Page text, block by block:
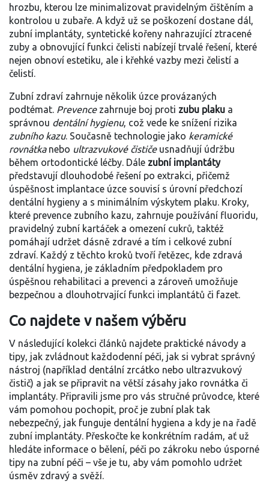
hrozbu, kterou lze minimalizovat pravidelným čištěním a
kontrolou u zubaře. A když už se poškození dostane dál,
zubní implantáty, syntetické kořeny nahrazující ztracené
zuby a obnovující funkci čelisti nabízejí trvalé řešení, které
nejen obnoví estetiku, ale i křehké vazby mezi čelistí a
čelistí.
Zubní zdraví zahrnuje několik úzce provázaných
podtémat. Prevencezahrnuje boj proti zubu plaku a
správnou dentální hygienu, což vede ke snížení rizika
zubního kazu. Současně technologie jako keramické
rovnátkanebo ultrazvukové čističeusnadňují údržbu
během ortodontické léčby. Dále zubní implantáty
představují dlouhodobé řešení po extrakci, přičemž
úspěšnost implantace úzce souvisí s úrovní předchozí
dentální hygieny a s minimálním výskytem plaku. Kroky,
které prevence zubního kazu, zahrnuje používání fluoridu,
pravidelný zubní kartáček a omezení cukrů, taktéž
pomáhají udržet dásně zdravé a tím i celkové zubní
zdraví. Každý z těchto kroků tvoří řetězec, kde zdravá
dentální hygiena, je základním předpokladem pro
úspěšnou rehabilitaci a prevenci a zároveň umožňuje
bezpečnou a dlouhotrvající funkci implantátů či fazet.
Co najdete v našem výběru
V následující kolekci článků najdete praktické návody a
tipy, jak zvládnout každodenní péči, jak si vybrat správný
nástroj (například dentální zrcátko nebo ultrazvukový
čistič) a jak se připravit na větší zásahy jako rovnátka či
implantáty. Připravili jsme pro vás stručné průvodce, které
vám pomohou pochopit, proč je zubní plak tak
nebezpečný, jak funguje dentální hygiena a kdy je na řadě
zubní implantáty. Přeskočte ke konkrétním radám, ať už
hledáte informace o bělení, péči po zákroku nebo úsporné
tipy na zubní péči – vše je tu, aby vám pomohlo udržet
úsměv zdravý a svěží.